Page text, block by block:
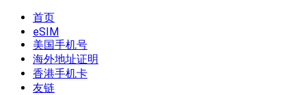
Skip
content
我是王掌柜
新闻酸菜馆|极客电台|自媒体联盟
首页
eSIM
美国手机号
海外地址证明
香港手机卡
友链